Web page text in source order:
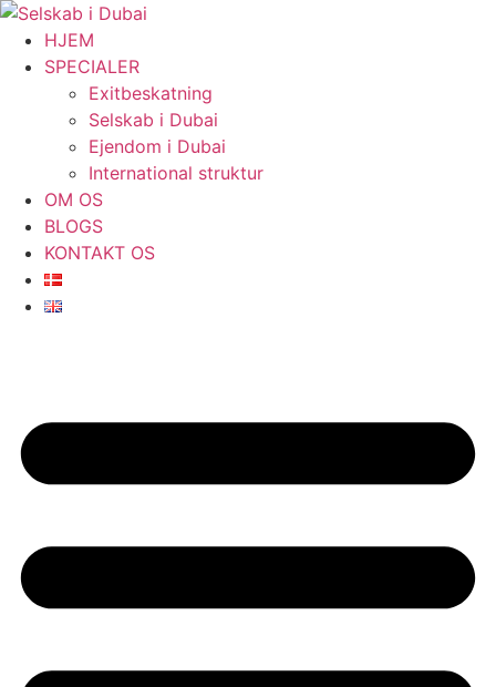
Videre
indhold
HJEM
SPECIALER
Exitbeskatning
Selskab i Dubai
Ejendom i Dubai
International struktur
OM OS
BLOGS
KONTAKT OS